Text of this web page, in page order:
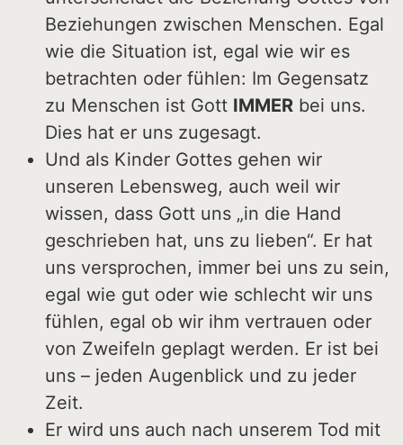
Beziehungen zwischen Menschen. Egal
wie die Situation ist, egal wie wir es
betrachten oder fühlen: Im Gegensatz
zu Menschen ist Gott IMMER bei uns.
Dies hat er uns zugesagt.
Und als Kinder Gottes gehen wir
unseren Lebensweg, auch weil wir
wissen, dass Gott uns „in die Hand
geschrieben hat, uns zu lieben“. Er hat
uns versprochen, immer bei uns zu sein,
egal wie gut oder wie schlecht wir uns
fühlen, egal ob wir ihm vertrauen oder
von Zweifeln geplagt werden. Er ist bei
uns – jeden Augenblick und zu jeder
Zeit.
Er wird uns auch nach unserem Tod mit